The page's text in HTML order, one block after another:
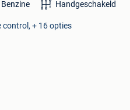
Benzine Handgeschakeld
control, + 16 opties